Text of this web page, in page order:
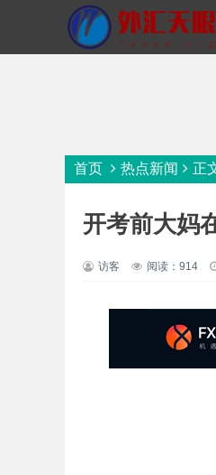
首页 热点新闻 正
开考前大妈
访客 阅读：914